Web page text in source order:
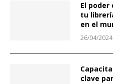
El
tu
en el
26/04/2024
clave